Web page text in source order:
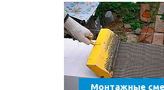
Монтажные